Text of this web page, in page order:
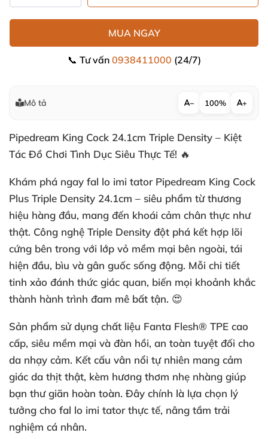
MUA NGAY
📞 Tư vấn 0938411000 (24/7)
Mô tả − 100% +
Pipedream King Cock 24.1cm Triple Density – Kiệt
Tác Đồ Chơi Tình Dục Siêu Thực Tế! 🔥
Khám phá ngay fal lo imi tator Pipedream King Cock
Plus Triple Density 24.1cm – siêu phẩm từ thương
hiệu hàng đầu, mang đến khoái cảm chân thực như
thật. Công nghệ Triple Density đột phá kết hợp lõi
cứng bên trong với lớp vỏ mềm mại bên ngoài, tái
hiện đầu, bìu và gân guốc sống động. Mỗi chi tiết
tinh xảo đánh thức giác quan, biến mọi khoảnh khắc
thành hành trình đam mê bất tận. 😍
Sản phẩm sử dụng chất liệu Fanta Flesh® TPE cao
cấp, siêu mềm mại và đàn hồi, an toàn tuyệt đối cho
da nhạy cảm. Kết cấu vân nổi tự nhiên mang cảm
giác da thịt thật, kèm hương thơm nhẹ nhàng giúp
bạn thư giãn hoàn toàn. Đây chính là lựa chọn lý
tưởng cho fal lo imi tator thực tế, nâng tầm trải
nghiệm cá nhân.